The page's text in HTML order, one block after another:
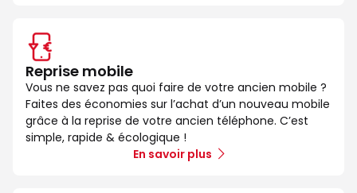
Reprise mobile
Vous ne savez pas quoi faire de votre ancien mobile ?
Faites des économies sur l’achat d’un nouveau mobile
grâce à la reprise de votre ancien téléphone. C’est
simple, rapide & écologique !
En savoir plus